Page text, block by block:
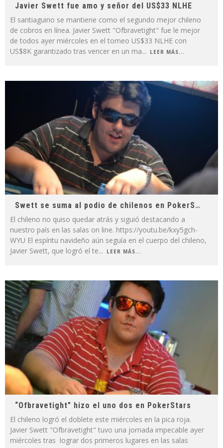
Javier Swett fue amo y señor del US$33 NLHE
El santiaguino se mantiene como el segundo mejor chileno
de cobros en línea. Javier Swett "Ofbravetight" fue le mejor
de todos ayer miércoles en el torneo US$33 NLHE con
US$8K garantizado tras vencer en un ma... LEER MÁS...
Swett se suma al podio de chilenos en PokerStars
El chileno no quiso quedar atrás y siguió destacando a
nuestro país en las salas on line. https://youtu.be/kxy5gch-
WYU El espíritu navideño aún seguía en el cuerpo del chileno,
Javier Swett, que logró el te... LEER MÁS...
“Ofbravetight” hizo el uno dos en PokerStars
El chileno logró el doblete este miércoles en la pica roja.
Javier Swett "Ofbravetight" tuvo una jornada impecable ayer
miércoles tras lograr dos primeros lugares en las salas